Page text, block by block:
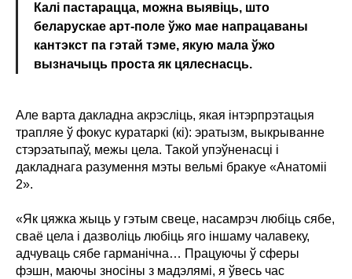
Калі пастарацца, можна выявіць, што
беларускае арт-поле ўжо мае напрацаваны
кантэкст па гэтай тэме, якую мала ўжо
вызначыць проста як цялеснасць.
Але варта дакладна акрэсліць, якая інтэрпрэтацыя
трапляе ў фокус куратаркі (кі): эратызм, выкрыванне
стэрэатыпаў, межы цела. Такой упэўненасці і
дакладнага разумення мэты вельмі бракуе «Анатоміі
2».
«Як цяжка жыць у гэтым свеце, насамрэч любіць сябе,
сваё цела і дазволіць любіць яго іншаму чалавеку,
адчуваць сябе гарманічна… Працуючы ў сферы
фэшн, маючы зносіны з мадэлямі, я ўвесь час